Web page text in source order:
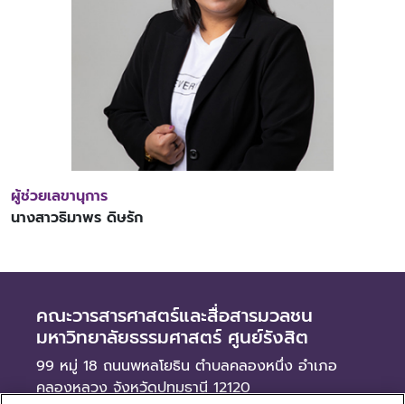
ผู้ช่วยเลขานุการ
นางสาวธิมาพร ดิษรัก
คณะวารสารศาสตร์และสื่อสารมวลชน
มหาวิทยาลัยธรรมศาสตร์ ศูนย์รังสิต
99 หมู่ 18 ถนนพหลโยธิน ตำบลคลองหนึ่ง อำเภอ
คลองหลวง จังหวัดปทุมธานี 12120